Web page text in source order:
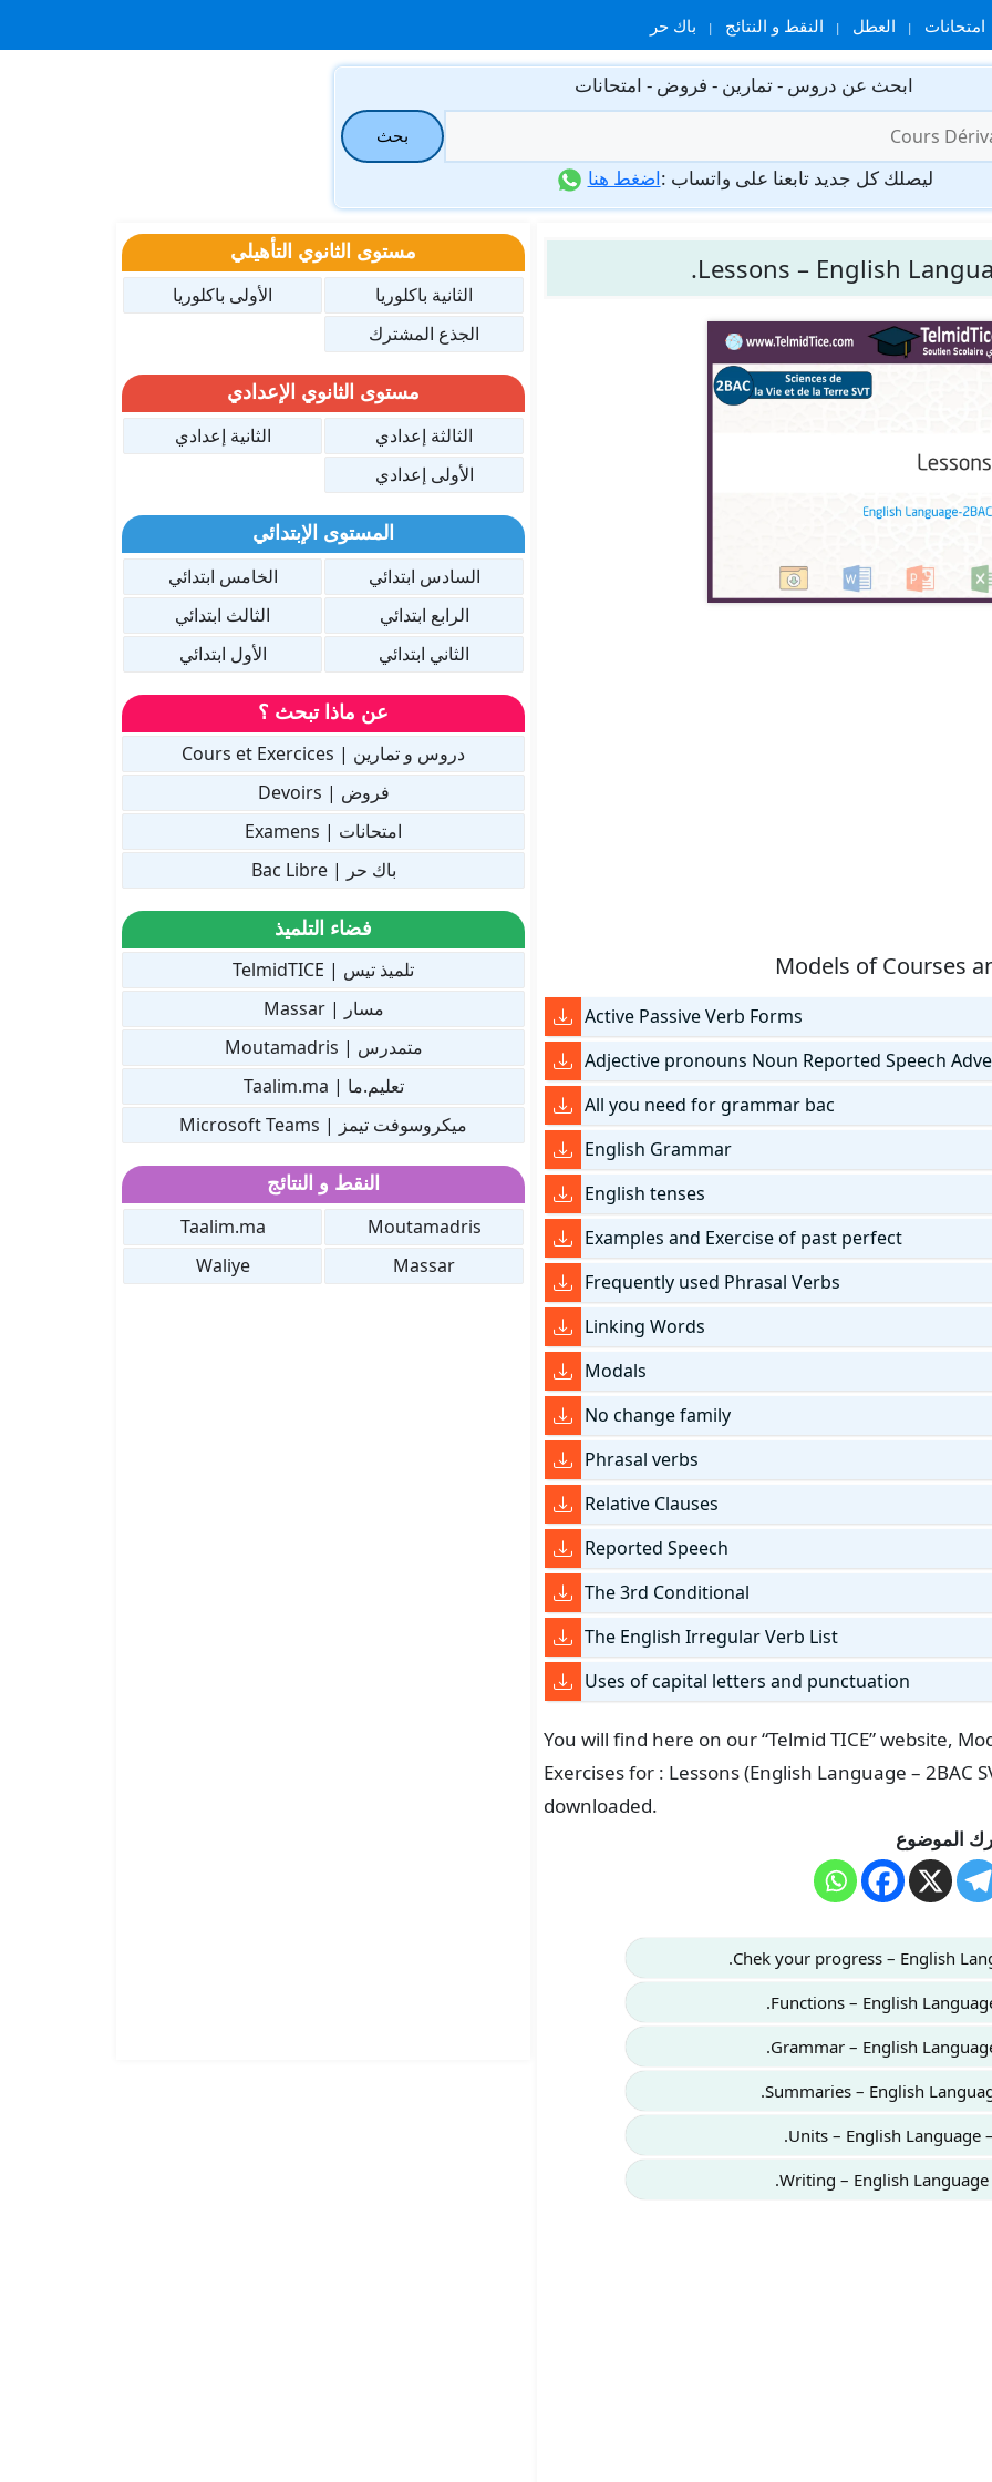
امتحانات العطل النقط و النتائج باك حر
ابحث عن دروس - تمارين - فروض - امتحانات
بحث
ليصلك كل جديد تابعنا على واتساب :اضغط هنا
Lessons – English
Models of Courses
Active Passive Verb Forms
Adjective pronouns Noun Reported Speech
All you need for grammar bac
English Grammar
English tenses
Examples and Exercise of past perfect
Frequently used Phrasal Verbs
Linking Words
Modals
No change family
Phrasal verbs
Relative Clauses
Reported Speech
The 3rd Conditional
The English Irregular Verb List
Uses of capital letters and punctuation
You will find here on our “Telmid TICE” website,
Exercises for : Lessons (English Language – 2BAC
downloaded.
الموضوع
Chek your progress – English
Functions – English
Grammar – English
Summaries – English
Units – English Language
Writing – English Language
مستوى الثانوي التأهيلي
الثانية باكلوريا
الأولى باكلوريا
الجذع المشترك
مستوى الثانوي الإعدادي
الثالثة إعدادي
الثانية إعدادي
الأولى إعدادي
المستوى الإبتدائي
السادس ابتدائي
الخامس ابتدائي
الرابع ابتدائي
الثالث ابتدائي
الثاني ابتدائي
الأول ابتدائي
عن ماذا تبحث ؟
دروس و تمارين | Cours et Exercices
فروض | Devoirs
امتحانات | Examens
باك حر | Bac Libre
فضاء التلميذ
تلميذ تيس | TelmidTICE
مسار | Massar
متمدرس | Moutamadris
تعليم.ما | Taalim.ma
ميكروسوفت تيمز | Microsoft Teams
النقط و النتائج
Moutamadris
Taalim.ma
Massar
Waliye